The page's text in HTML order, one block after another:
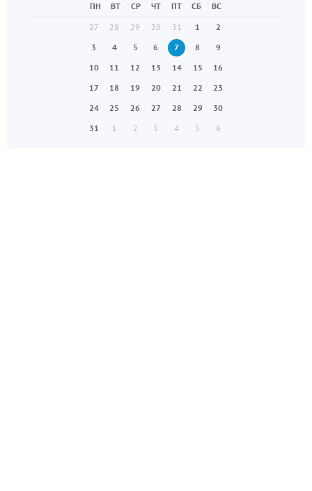
ПН ВТ СР ЧТ ПТ СБ
ВС
27
28 29 30 31 1
2
3
4 5 6 7 8
9
10
11 12 13 14 15
16
17
18 19 20 21 22
23
24
25 26 27 28 29
30
31
1 2 3 4 5 6